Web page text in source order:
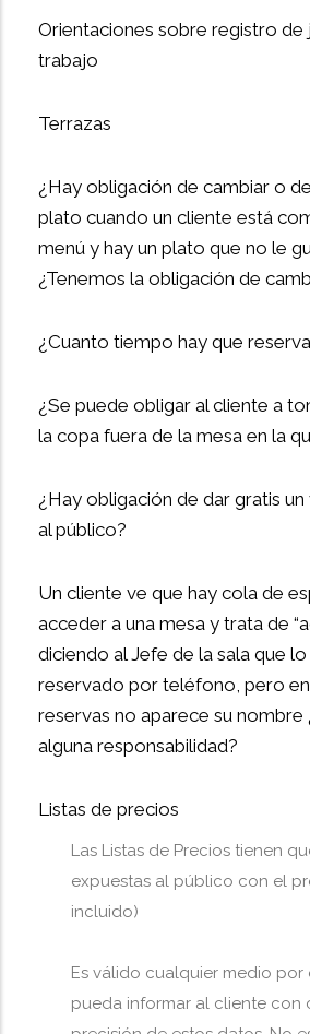
Orientaciones sobre registro de
trabajo
Terrazas
¿Hay obligación de cambiar o
plato cuando un cliente está
menú y hay un plato que no le
¿Tenemos la obligación de
¿Cuanto tiempo hay que
¿Se puede obligar al cliente a
la copa fuera de la mesa en la
¿Hay obligación de dar gratis
al público?
Un cliente ve que hay cola de
acceder a una mesa y trata de
diciendo al Jefe de la sala que lo
reservado por teléfono, pero
reservas no aparece su nombre
alguna responsabilidad?
Listas de precios
Las Listas de Precios tienen
expuestas al público con el
incluido)
Es válido cualquier medio por
pueda informar al cliente con